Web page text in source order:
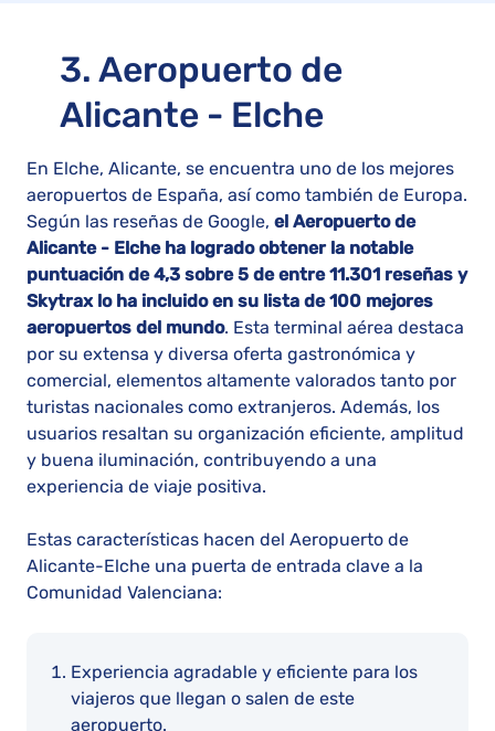
3. Aeropuerto de
Alicante - Elche
En Elche, Alicante, se encuentra uno de los mejores
aeropuertos de España, así como también de Europa.
Según las reseñas de Google, el Aeropuerto de
Alicante - Elche ha logrado obtener la notable
puntuación de 4,3 sobre 5 de entre 11.301 reseñas y
Skytrax lo ha incluido en su lista de 100 mejores
aeropuertos del mundo​​. Esta terminal aérea destaca
por su extensa y diversa oferta gastronómica y
comercial, elementos altamente valorados tanto por
turistas nacionales como extranjeros. Además, los
usuarios resaltan su organización eficiente, amplitud
y buena iluminación, contribuyendo a una
experiencia de viaje positiva​​.
Estas características hacen del Aeropuerto de
Alicante-Elche una puerta de entrada clave a la
Comunidad Valenciana:
Experiencia agradable y eficiente para los
viajeros que llegan o salen de este
aeropuerto.